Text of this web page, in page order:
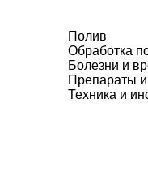
Полив
Обработка
Болезни и
Препараты
Техника и